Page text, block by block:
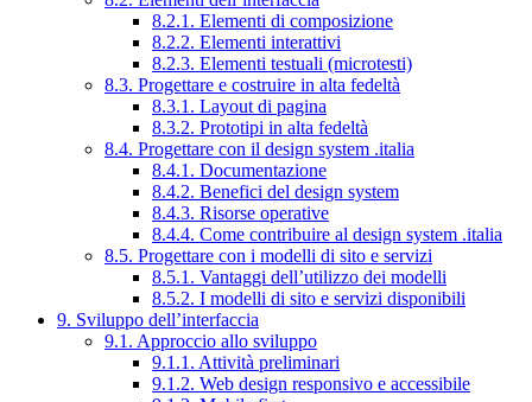
8.2.1. Elementi di composizione
8.2.2. Elementi interattivi
8.2.3. Elementi testuali (microtesti)
8.3. Progettare e costruire in alta fedeltà
8.3.1. Layout di pagina
8.3.2. Prototipi in alta fedeltà
8.4. Progettare con il design system .italia
8.4.1. Documentazione
8.4.2. Benefici del design system
8.4.3. Risorse operative
8.4.4. Come contribuire al design system .italia
8.5. Progettare con i modelli di sito e servizi
8.5.1. Vantaggi dell’utilizzo dei modelli
8.5.2. I modelli di sito e servizi disponibili
9. Sviluppo dell’interfaccia
9.1. Approccio allo sviluppo
9.1.1. Attività preliminari
9.1.2. Web design responsivo e accessibile